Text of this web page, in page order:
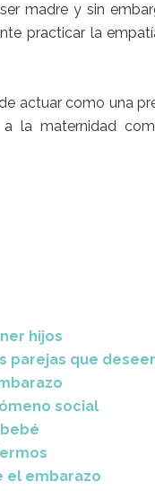
madre y sin
practicar la
actuar como una
la maternidad
hijos
parejas que
social
el embarazo